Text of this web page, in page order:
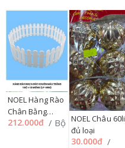
NOEL Hàng Rào
Chân Bằng
Nhựa Đúc
212.000đ / Bộ NOEL Châu 60li
đủ loại
30.000đ /